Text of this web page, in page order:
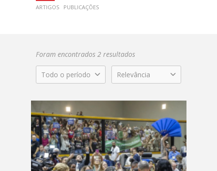
ARTIGOS
PUBLICAÇÕES
Foram encontrados 2 resultados
Todo o período Relevância